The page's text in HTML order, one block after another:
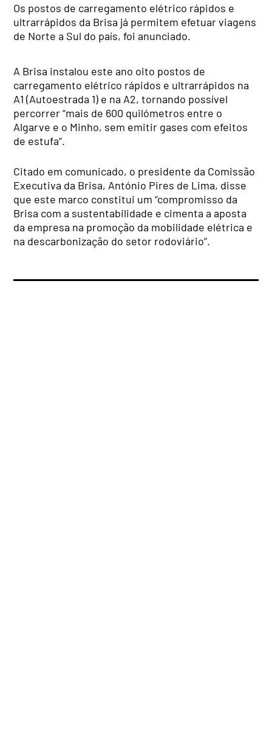
Os postos de carregamento elétrico rápidos e
ultrarrápidos da Brisa já permitem efetuar viagens
de Norte a Sul do país, foi anunciado.
A Brisa instalou este ano oito postos de
carregamento elétrico rápidos e ultrarrápidos na
A1 (Autoestrada 1) e na A2, tornando possível
percorrer “mais de 600 quilómetros entre o
Algarve e o Minho, sem emitir gases com efeitos
de estufa”.
Citado em comunicado, o presidente da Comissão
Executiva da Brisa, António Pires de Lima, disse
que este marco constitui um “compromisso da
Brisa com a sustentabilidade e cimenta a aposta
da empresa na promoção da mobilidade elétrica e
na descarbonização do setor rodoviário”.